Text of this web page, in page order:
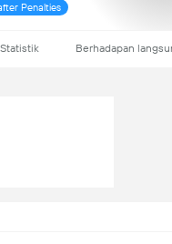
Penalties
Statistik Berhadapan